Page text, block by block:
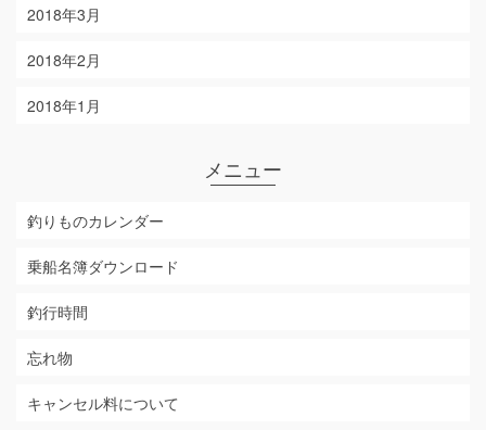
2018年3月
2018年2月
2018年1月
メニュー
釣りものカレンダー
乗船名簿ダウンロード
釣行時間
忘れ物
キャンセル料について